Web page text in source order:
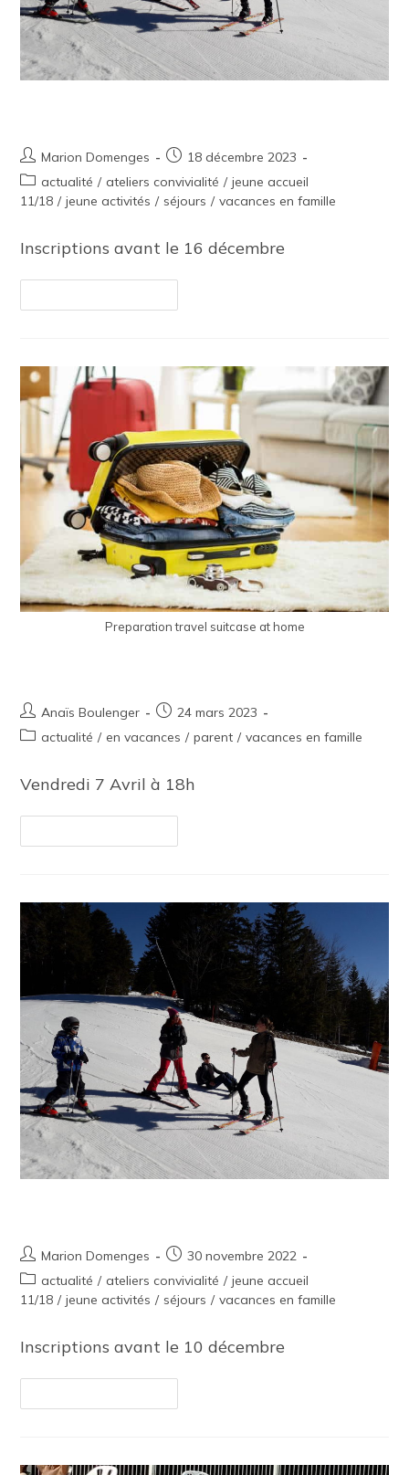
Marion Domenges
18 décembre 2023
actualité / ateliers convivialité / jeune accueil
11/18 / jeune activités / séjours / vacances en famille
Inscriptions avant le 16 décembre
Preparation travel suitcase at home
Anaïs Boulenger
24 mars 2023
actualité / en vacances / parent / vacances en famille
Vendredi 7 Avril à 18h
Marion Domenges
30 novembre 2022
actualité / ateliers convivialité / jeune accueil
11/18 / jeune activités / séjours / vacances en famille
Inscriptions avant le 10 décembre